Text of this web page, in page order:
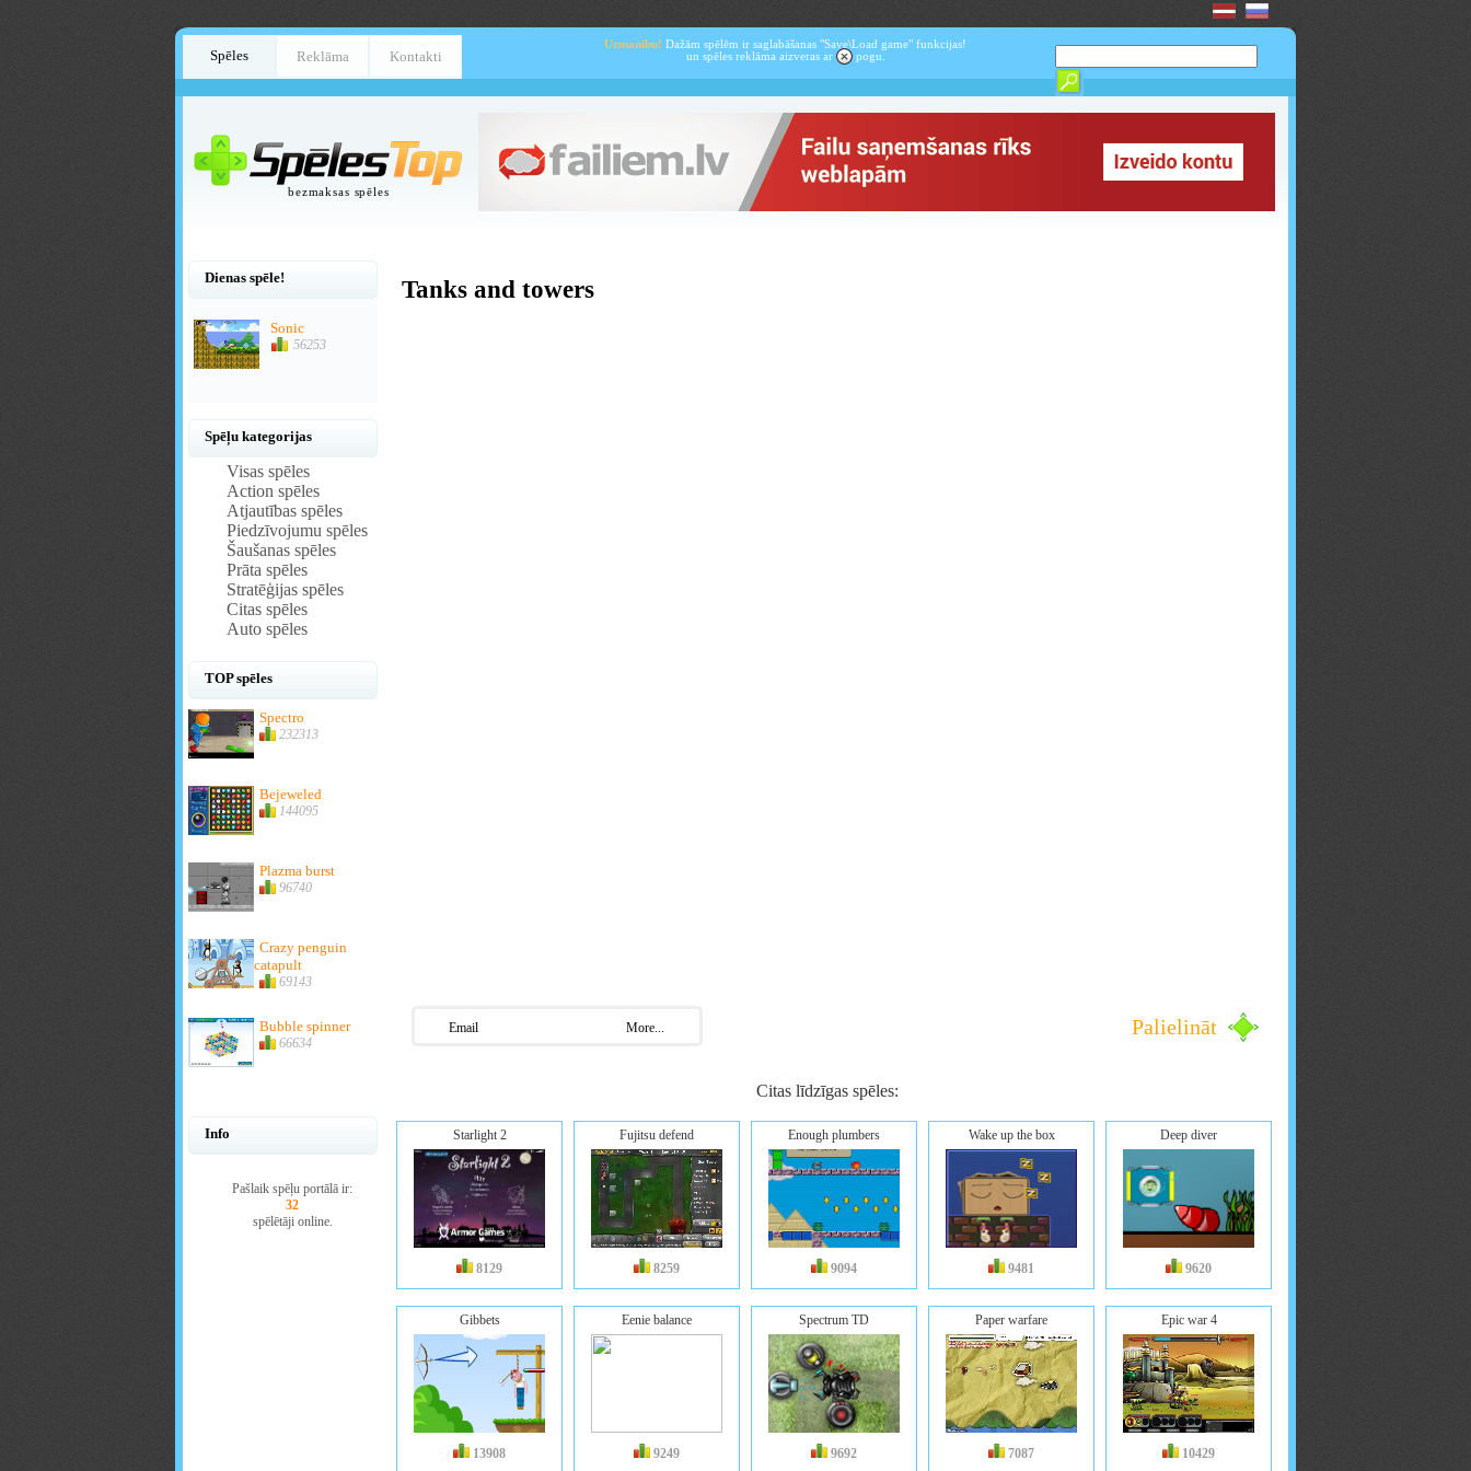
Spēles Reklāma Kontakti
Uzmanību! Dažām spēlēm ir saglabāšanas "Save\Load game" funkcijas!
un spēles reklāma aizveras ar
pogu.
bezmaksas spēles
Dienas spēle!
Sonic
56253
Spēļu kategorijas
Visas spēles
Action spēles
Atjautības spēles
Piedzīvojumu spēles
Šaušanas spēles
Prāta spēles
Stratēģijas spēles
Citas spēles
Auto spēles
TOP spēles
Spectro
232313
Bejeweled
144095
Plazma burst
96740
Crazy penguin
catapult
69143
Bubble spinner
66634
Info
Pašlaik spēļu portālā ir:
32
spēlētāji online.
Tanks and towers
Email More... Palielināt
Citas līdzīgas spēles:
Starlight 2
8129
Fujitsu defend
8259
Enough plumbers
9094
Wake up the box
9481
Deep diver
9620
Gibbets
13908
Eenie balance
9249
Spectrum TD
9692
Paper warfare
7087
Epic war 4
10429